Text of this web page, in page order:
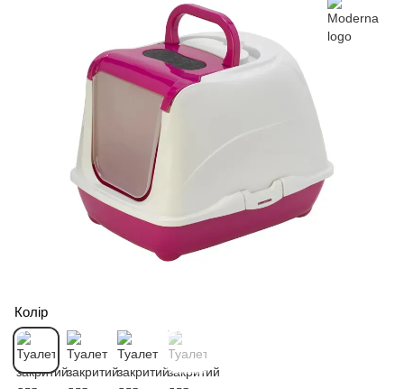
Колір